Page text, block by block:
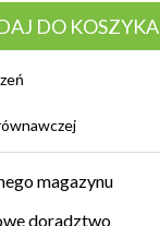
DO KOSZYKA
magazynu
doradztwo